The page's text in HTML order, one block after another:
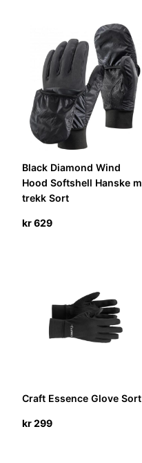
Black Diamond Wind
Hood Softshell Hanske m
trekk Sort
kr629
Craft Essence Glove Sort
kr299